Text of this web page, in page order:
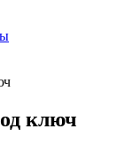
ключ